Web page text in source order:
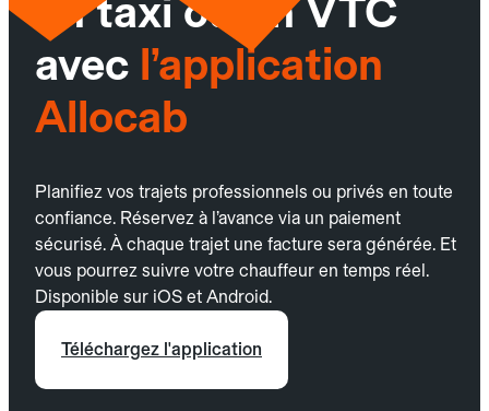
un taxi ou un VTC
avec l’application
Allocab
Planifiez vos trajets professionnels ou privés en toute
confiance. Réservez à l’avance via un paiement
sécurisé. À chaque trajet une facture sera générée. Et
vous pourrez suivre votre chauffeur en temps réel.
Disponible sur iOS et Android.
Téléchargez l'application